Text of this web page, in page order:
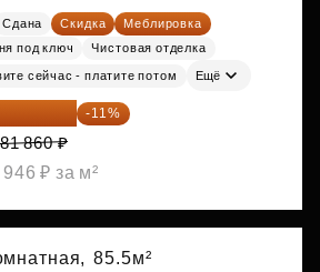
Сдана Скидка
Меблировка
под ключ
Чистовая отделка
сейчас - платите потом Ещё
855 ₽ -11%
860 ₽
₽ за м²
85.5м²